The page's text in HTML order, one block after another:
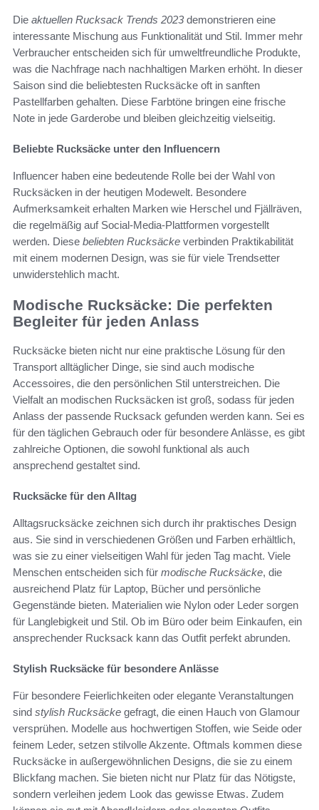
Die aktuellen Rucksack Trends 2023demonstrieren eine
interessante Mischung aus Funktionalität und Stil. Immer mehr
Verbraucher entscheiden sich für umweltfreundliche Produkte,
was die Nachfrage nach nachhaltigen Marken erhöht. In dieser
Saison sind die beliebtesten Rucksäcke oft in sanften
Pastellfarben gehalten. Diese Farbtöne bringen eine frische
Note in jede Garderobe und bleiben gleichzeitig vielseitig.
Beliebte Rucksäcke unter den Influencern
Influencer haben eine bedeutende Rolle bei der Wahl von
Rucksäcken in der heutigen Modewelt. Besondere
Aufmerksamkeit erhalten Marken wie Herschel und Fjällräven,
die regelmäßig auf Social-Media-Plattformen vorgestellt
werden. Diese beliebten Rucksäcke verbinden Praktikabilität
mit einem modernen Design, was sie für viele Trendsetter
unwiderstehlich macht.
Modische Rucksäcke: Die perfekten
Begleiter für jeden Anlass
Rucksäcke bieten nicht nur eine praktische Lösung für den
Transport alltäglicher Dinge, sie sind auch modische
Accessoires, die den persönlichen Stil unterstreichen. Die
Vielfalt an modischen Rucksäcken ist groß, sodass für jeden
Anlass der passende Rucksack gefunden werden kann. Sei es
für den täglichen Gebrauch oder für besondere Anlässe, es gibt
zahlreiche Optionen, die sowohl funktional als auch
ansprechend gestaltet sind.
Rucksäcke für den Alltag
Alltagsrucksäcke zeichnen sich durch ihr praktisches Design
aus. Sie sind in verschiedenen Größen und Farben erhältlich,
was sie zu einer vielseitigen Wahl für jeden Tag macht. Viele
Menschen entscheiden sich für modische Rucksäcke, die
ausreichend Platz für Laptop, Bücher und persönliche
Gegenstände bieten. Materialien wie Nylon oder Leder sorgen
für Langlebigkeit und Stil. Ob im Büro oder beim Einkaufen, ein
ansprechender Rucksack kann das Outfit perfekt abrunden.
Stylish Rucksäcke für besondere Anlässe
Für besondere Feierlichkeiten oder elegante Veranstaltungen
sind stylish Rucksäcke gefragt, die einen Hauch von Glamour
versprühen. Modelle aus hochwertigen Stoffen, wie Seide oder
feinem Leder, setzen stilvolle Akzente. Oftmals kommen diese
Rucksäcke in außergewöhnlichen Designs, die sie zu einem
Blickfang machen. Sie bieten nicht nur Platz für das Nötigste,
sondern verleihen jedem Look das gewisse Etwas. Zudem